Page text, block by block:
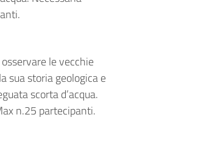
le vecchie
sua storia geologica e
scorta d’acqua.
n.25 partecipanti.